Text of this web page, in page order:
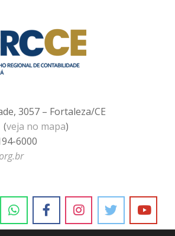
3057 – Fortaleza/CE
(veja no mapa)
6000